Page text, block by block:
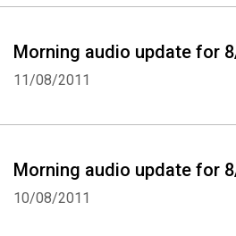
Morning audio update for
11/08/2011
Morning audio update for
10/08/2011